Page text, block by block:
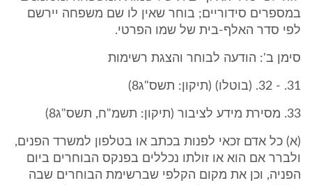
במספרים סידוריים; בוחר שאין לו שם משפחה יירשם
לפי סדר האלף-בית של שמו הפרטי.
סימן ב': הודעה לבוחר והצגת רשימות
31. - 32. (בוטלו) (תיקון: תשס"ג8)
33. מסירת מידע לציבור (תיקון: תשמ"ח, תשס"ג8)
(א) כל אדם זכאי לפנות בכתב או בטלפון למשרד הפנים,
ולברר אם הוא או זולתו נכללים בפנקס הבוחרים ביום
הפניה, וכן את מקום הקלפי שברשימת הבוחרים שבה